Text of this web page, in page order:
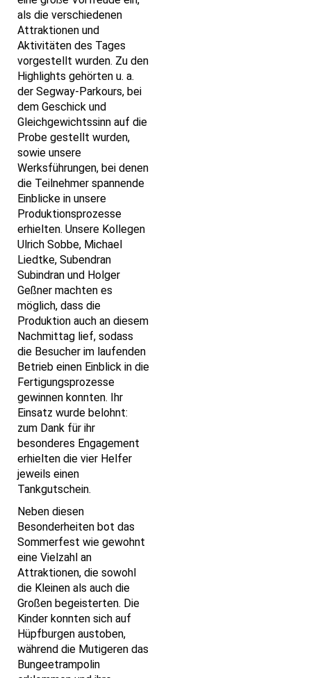
als die verschiedenen
Attraktionen und
Aktivitäten des Tages
vorgestellt wurden. Zu den
Highlights gehörten u. a.
der Segway-Parkours, bei
dem Geschick und
Gleichgewichtssinn auf die
Probe gestellt wurden,
sowie unsere
Werksführungen, bei denen
die Teilnehmer spannende
Einblicke in unsere
Produktionsprozesse
erhielten. Unsere Kollegen
Ulrich Sobbe, Michael
Liedtke, Subendran
Subindran und Holger
Geßner machten es
möglich, dass die
Produktion auch an diesem
Nachmittag lief, sodass
die Besucher im laufenden
Betrieb einen Einblick in die
Fertigungsprozesse
gewinnen konnten. Ihr
Einsatz wurde belohnt:
zum Dank für ihr
besonderes Engagement
erhielten die vier Helfer
jeweils einen
Tankgutschein.
Neben diesen
Besonderheiten bot das
Sommerfest wie gewohnt
eine Vielzahl an
Attraktionen, die sowohl
die Kleinen als auch die
Großen begeisterten. Die
Kinder konnten sich auf
Hüpfburgen austoben,
während die Mutigeren das
Bungeetrampolin